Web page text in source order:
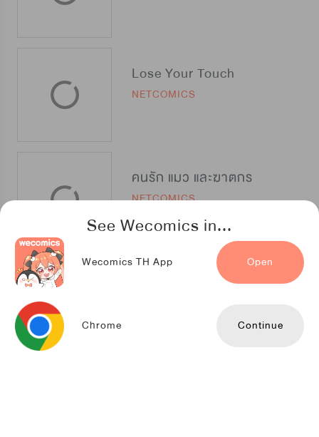
See Wecomics in...
Wecomics TH App Open
Chrome Continue
Lose Your Touch
NETCOMICS
คนรัก แมว และฆาตกร
NETCOMICS
สองรัก หนึ่งหัวใจ